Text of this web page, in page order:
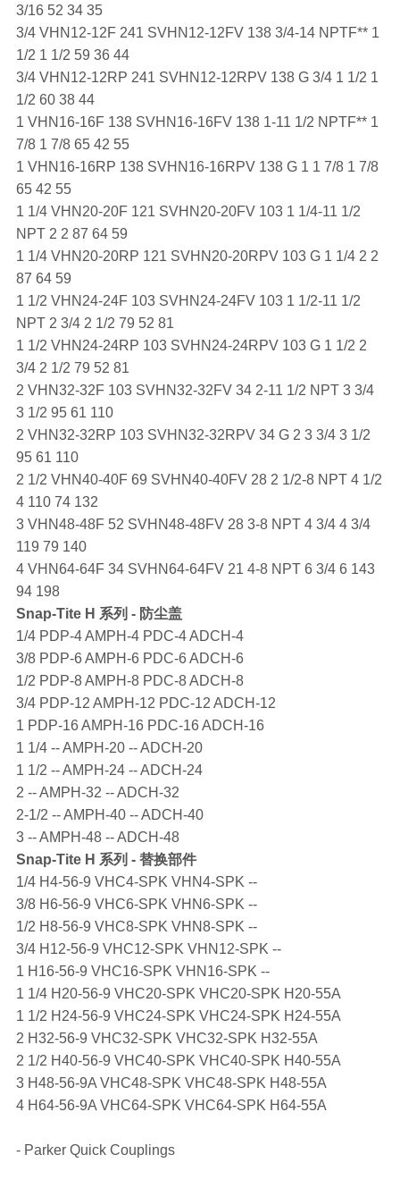
3/16 52 34 35
3/4 VHN12-12F 241 SVHN12-12FV 138 3/4-14 NPTF** 1
1/2 1 1/2 59 36 44
3/4 VHN12-12RP 241 SVHN12-12RPV 138 G 3/4 1 1/2 1
1/2 60 38 44
1 VHN16-16F 138 SVHN16-16FV 138 1-11 1/2 NPTF** 1
7/8 1 7/8 65 42 55
1 VHN16-16RP 138 SVHN16-16RPV 138 G 1 1 7/8 1 7/8
65 42 55
1 1/4 VHN20-20F 121 SVHN20-20FV 103 1 1/4-11 1/2
NPT 2 2 87 64 59
1 1/4 VHN20-20RP 121 SVHN20-20RPV 103 G 1 1/4 2 2
87 64 59
1 1/2 VHN24-24F 103 SVHN24-24FV 103 1 1/2-11 1/2
NPT 2 3/4 2 1/2 79 52 81
1 1/2 VHN24-24RP 103 SVHN24-24RPV 103 G 1 1/2 2
3/4 2 1/2 79 52 81
2 VHN32-32F 103 SVHN32-32FV 34 2-11 1/2 NPT 3 3/4
3 1/2 95 61 110
2 VHN32-32RP 103 SVHN32-32RPV 34 G 2 3 3/4 3 1/2
95 61 110
2 1/2 VHN40-40F 69 SVHN40-40FV 28 2 1/2-8 NPT 4 1/2
4 110 74 132
3 VHN48-48F 52 SVHN48-48FV 28 3-8 NPT 4 3/4 4 3/4
119 79 140
4 VHN64-64F 34 SVHN64-64FV 21 4-8 NPT 6 3/4 6 143
94 198
Snap-Tite H 系列 - 防尘盖
1/4 PDP-4 AMPH-4 PDC-4 ADCH-4
3/8 PDP-6 AMPH-6 PDC-6 ADCH-6
1/2 PDP-8 AMPH-8 PDC-8 ADCH-8
3/4 PDP-12 AMPH-12 PDC-12 ADCH-12
1 PDP-16 AMPH-16 PDC-16 ADCH-16
1 1/4 -- AMPH-20 -- ADCH-20
1 1/2 -- AMPH-24 -- ADCH-24
2 -- AMPH-32 -- ADCH-32
2-1/2 -- AMPH-40 -- ADCH-40
3 -- AMPH-48 -- ADCH-48
Snap-Tite H 系列 - 替换部件
1/4 H4-56-9 VHC4-SPK VHN4-SPK --
3/8 H6-56-9 VHC6-SPK VHN6-SPK --
1/2 H8-56-9 VHC8-SPK VHN8-SPK --
3/4 H12-56-9 VHC12-SPK VHN12-SPK --
1 H16-56-9 VHC16-SPK VHN16-SPK --
1 1/4 H20-56-9 VHC20-SPK VHC20-SPK H20-55A
1 1/2 H24-56-9 VHC24-SPK VHC24-SPK H24-55A
2 H32-56-9 VHC32-SPK VHC32-SPK H32-55A
2 1/2 H40-56-9 VHC40-SPK VHC40-SPK H40-55A
3 H48-56-9A VHC48-SPK VHC48-SPK H48-55A
4 H64-56-9A VHC64-SPK VHC64-SPK H64-55A
- Parker Quick Couplings